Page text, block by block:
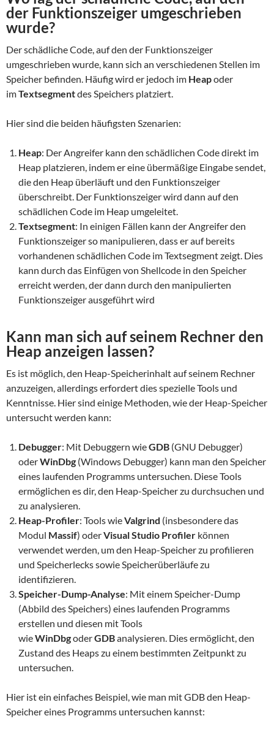
der Funktionszeiger umgeschrieben
wurde?
Der schädliche Code, auf den der Funktionszeiger
umgeschrieben wurde, kann sich an verschiedenen Stellen im
Speicher befinden. Häufig wird er jedoch im Heapoder
imTextsegmentdes Speichers platziert.
Hier sind die beiden häufigsten Szenarien:
Heap: Der Angreifer kann den schädlichen Code direkt im
Heap platzieren, indem er eine übermäßige Eingabe sendet,
die den Heap überläuft und den Funktionszeiger
überschreibt. Der Funktionszeiger wird dann auf den
schädlichen Code im Heap umgeleitet.
Textsegment: In einigen Fällen kann der Angreifer den
Funktionszeiger so manipulieren, dass er auf bereits
vorhandenen schädlichen Code im Textsegment zeigt. Dies
kann durch das Einfügen von Shellcode in den Speicher
erreicht werden, der dann durch den manipulierten
Funktionszeiger ausgeführt wird
Kann man sich auf seinem Rechner den
Heap anzeigen lassen?
Es ist möglich, den Heap-Speicherinhalt auf seinem Rechner
anzuzeigen, allerdings erfordert dies spezielle Tools und
Kenntnisse. Hier sind einige Methoden, wie der Heap-Speicher
untersucht werden kann:
Debugger: Mit Debuggern wieGDB (GNU Debugger)
oderWinDbg (Windows Debugger) kann man den Speicher
eines laufenden Programms untersuchen. Diese Tools
ermöglichen es dir, den Heap-Speicher zu durchsuchen und
zu analysieren.
Heap-Profiler: Tools wieValgrind (insbesondere das
Modul Massif) oderVisual Studio Profiler können
verwendet werden, um den Heap-Speicher zu profilieren
und Speicherlecks sowie Speicherüberläufe zu
identifizieren.
Speicher-Dump-Analyse: Mit einem Speicher-Dump
(Abbild des Speichers) eines laufenden Programms
erstellen und diesen mit Tools
wieWinDbgoderGDBanalysieren. Dies ermöglicht, den
Zustand des Heaps zu einem bestimmten Zeitpunkt zu
untersuchen.
Hier ist ein einfaches Beispiel, wie man mit GDB den Heap-
Speicher eines Programms untersuchen kannst: